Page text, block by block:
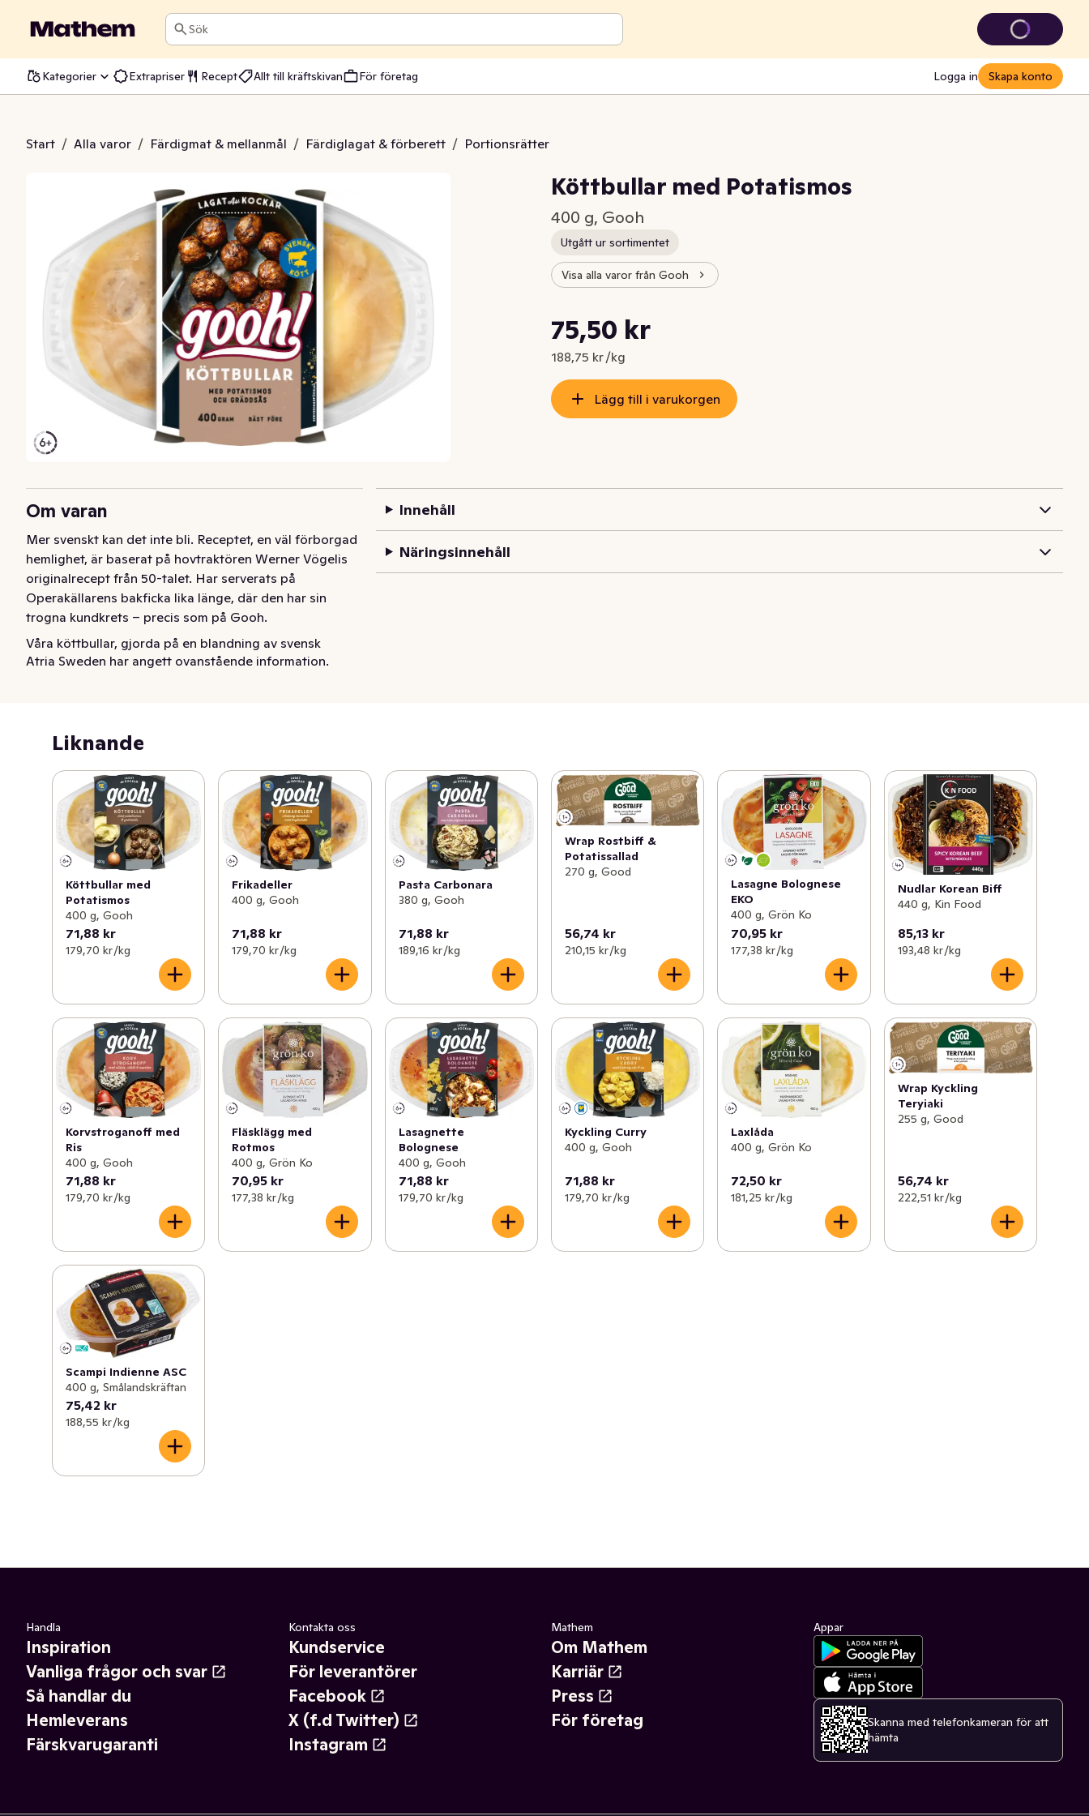
Sök
Kategorier Extrapriser Recept Allt till kräftskivan För företag Logga in Skapa konto
Start / Alla varor / Färdigmat & mellanmål / Färdiglagat & förberett / Portionsrätter
med Potatismos
Köttbullar med Potatismos
400 g, Gooh
Utgått ur sortimentet
Visa alla varor från Gooh
Nuvarande pris är: 75,50 kr
75,50 kr
188,75 kr /kg
Styckpris: 188,75 kr /kg
Lägg till i varukorgen
Om varan
Mer svenskt kan det inte bli. Receptet, en väl förborgad
hemlighet, är baserat på hovtraktören Werner Vögelis
originalrecept från 50-talet. Har serverats på
Operakällarens bakficka lika länge, där den har sin
trogna kundkrets – precis som på Gooh.
Våra köttbullar, gjorda på en blandning av svensk
nötfärs och svensk fläskfärs, har funnits på vår meny
bland annat sidfläsk för den perfekta balansen.
Atria Sweden har angett ovanstående information.
Innehåll
Näringsinnehåll
Liknande
Köttbullar med
Potatismos
400 g, Gooh
71,88 kr
179,70 kr /kg
Frikadeller
400 g, Gooh
71,88 kr
179,70 kr /kg
Pasta Carbonara
380 g, Gooh
71,88 kr
189,16 kr /kg
Wrap Rostbiff &
Potatissallad
270 g, Good
56,74 kr
210,15 kr /kg
Lasagne Bolognese
EKO
400 g, Grön Ko
70,95 kr
177,38 kr /kg
Nudlar Korean Biff
440 g, Kin Food
85,13 kr
193,48 kr /kg
Korvstroganoff med
Ris
400 g, Gooh
71,88 kr
179,70 kr /kg
Fläsklägg med
Rotmos
400 g, Grön Ko
70,95 kr
177,38 kr /kg
Lasagnette
Bolognese
400 g, Gooh
71,88 kr
179,70 kr /kg
Kyckling Curry
400 g, Gooh
71,88 kr
179,70 kr /kg
Laxlåda
400 g, Grön Ko
72,50 kr
181,25 kr /kg
Wrap Kyckling
Teryiaki
255 g, Good
56,74 kr
222,51 kr /kg
Scampi Indienne ASC
400 g, Smålandskräftan
75,42 kr
188,55 kr /kg
Handla
Inspiration
Vanliga frågor och svar
Så handlar du
Hemleverans
Färskvarugaranti
Kontakta oss
Kundservice
För leverantörer
Facebook
X (f.d Twitter)
Instagram
Mathem
Om Mathem
Karriär
Press
För företag
Appar
Skanna med telefonkameran för att
hämta